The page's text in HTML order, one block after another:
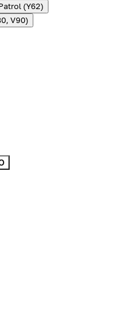
(Y62)
V90)